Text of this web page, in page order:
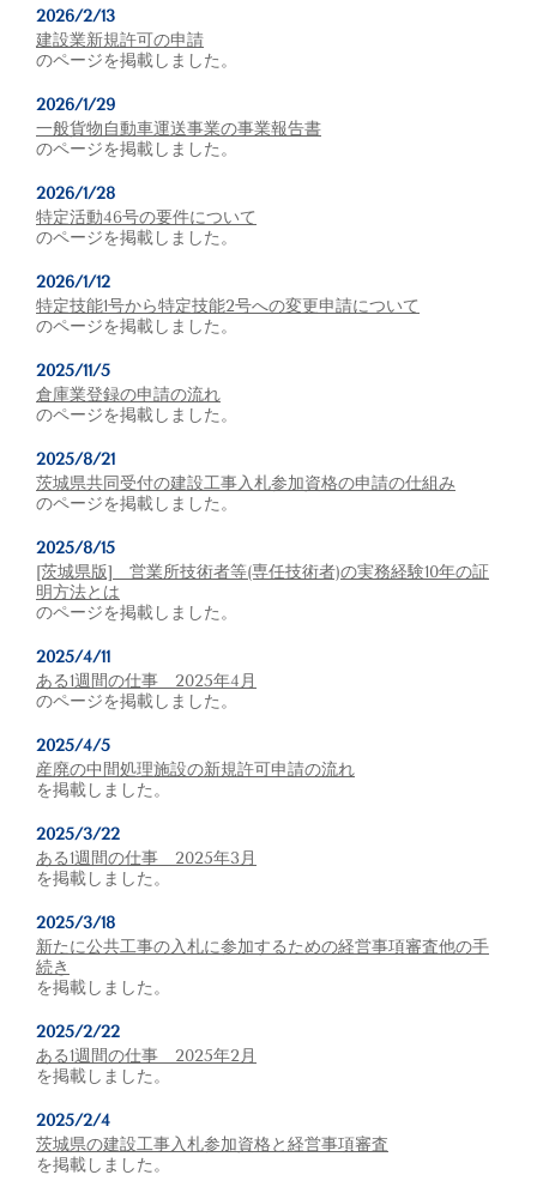
2026/2/13
建設業新規許可の申請
のページを掲載しました。
2026/1/29
一般貨物自動車運送事業の事業報告書
のページを掲載しました。
2026/1/28
特定活動46号の要件について
のページを掲載しました。
2026/1/12
特定技能1号から特定技能2号への変更申請について
のページを掲載しました。
2025/11/5
倉庫業登録の申請の流れ
のページを掲載しました。
2025/8/21
茨城県共同受付の建設工事入札参加資格の申請の仕組み
のページを掲載しました。
2025/8/15
[茨城県版] 営業所技術者等(専任技術者)の実務経験10年の証
明方法とは
のページを掲載しました。
2025/4/11
ある1週間の仕事 2025年4月
のページを掲載しました。
2025/4/5
産廃の中間処理施設の新規許可申請の流れ
を掲載しました。
2025/3/22
ある1週間の仕事 2025年3月
を掲載しました。
2025/3/18
新たに公共工事の入札に参加するための経営事項審査他の手
続き
を掲載しました。
2025/2/22
ある1週間の仕事 2025年2月
を掲載しました。
2025/2/4
茨城県の建設工事入札参加資格と経営事項審査
を掲載しました。